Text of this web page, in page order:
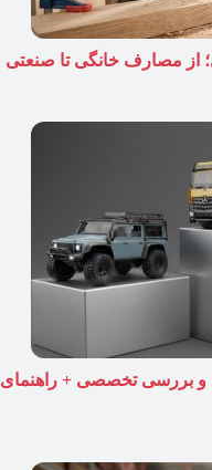
از مصارف خانگی تا صنعتی
کنترلی (۱۴۰۴): نقد و بررسی تخصصی + راهنمای